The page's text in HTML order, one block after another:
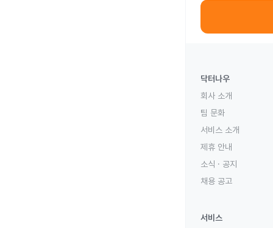
닥터나우
회사 소개
팀 문화
서비스 소개
제휴 안내
소식 · 공지
채용 공고
서비스